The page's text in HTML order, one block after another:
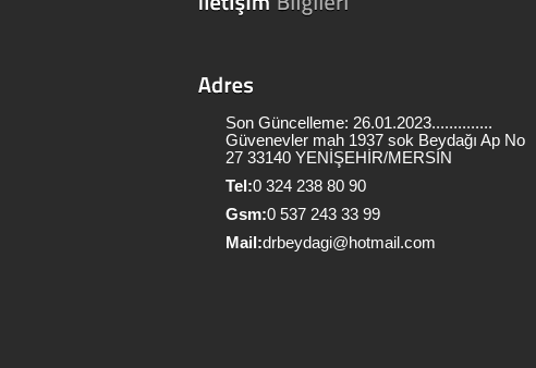
Son Güncelleme: 26.01.2023..............
Güvenevler mah 1937 sok Beydağı Ap No
27 33140 YENİŞEHİR/MERSİN
Tel:0 324 238 80 90
Gsm:0 537 243 33 99
Mail:drbeydagi@hotmail.com